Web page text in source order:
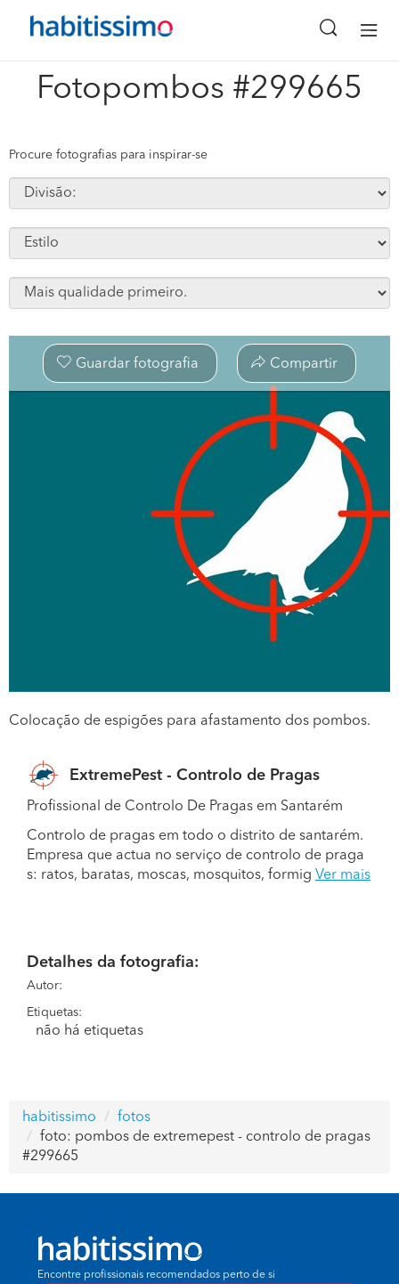
Fotopombos #299665
x
Procure fotografias para inspirar-se
Guardar fotografia Compartir
Colocação de espigões para afastamento dos pombos.
ExtremePest - Controlo de Pragas
Profissional de Controlo De Pragas em Santarém
Controlo de pragas em todo o distrito de santarém.
Empresa que actua no serviço de controlo de praga
s: ratos, baratas, moscas, mosquitos, formig Ver mais
Detalhes da fotografia:
Autor:
Etiquetas:
não há etiquetas
habitissimo
fotos
foto: pombos de extremepest - controlo de pragas
#299665
Encontre profissionais recomendados perto de si